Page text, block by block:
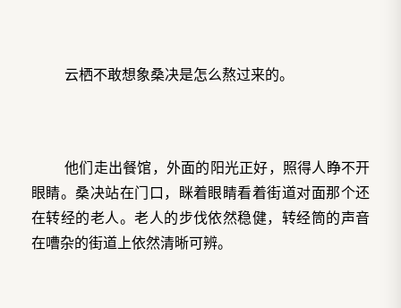
云栖不敢想象桑决是怎么熬过来的。
他们走出餐馆，外面的阳光正好，照得人睁不开
眼睛。桑决站在门口，眯着眼睛看着街道对面那个还
在转经的老人。老人的步伐依然稳健，转经筒的声音
在嘈杂的街道上依然清晰可辨。